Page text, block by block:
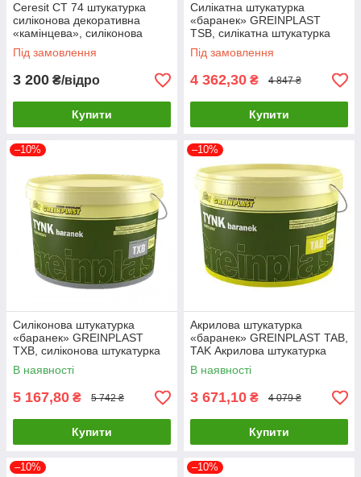
Ceresit CT 74 штукатурка
силіконова декоративна
«камінцева», силіконова
штукатурка Церезіт баранек
Під замовлення
3 200 ₴/відро
Купити
Силікатна штукатурка
«баранек» GREINPLAST
TSB, силікатна штукатурка
Грейнпласт
Під замовлення
4 362,30 ₴ 4 847 ₴
Купити
–10%
Силіконова штукатурка
«баранек» GREINPLAST
TXB, силіконова штукатурка
Грейнпласт
В наявності
5 167,80 ₴ 5 742 ₴
Купити
–10%
Акрилова штукатурка
«баранек» GREINPLAST TAB,
TAK Акрилова штукатурка
Грейнпласт
В наявності
3 671,10 ₴ 4 079 ₴
Купити
–10% –10%